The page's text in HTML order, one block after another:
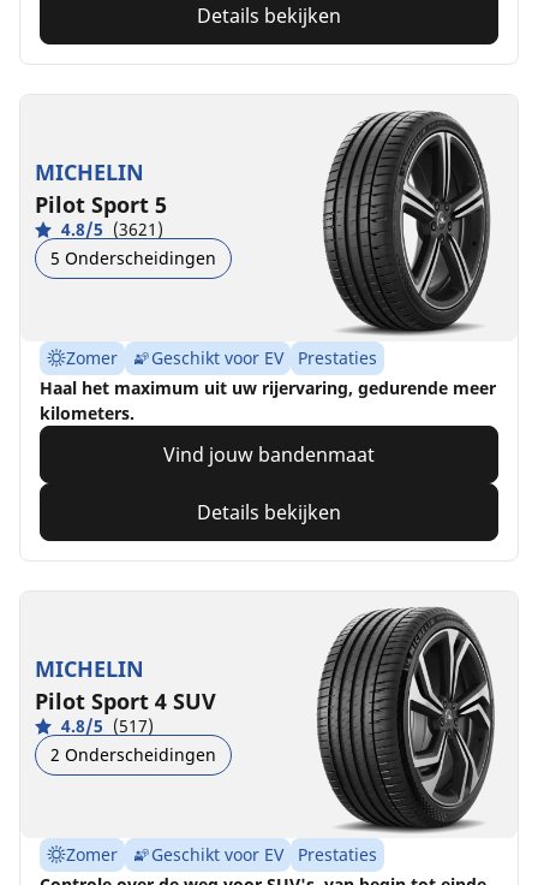
Details bekijken
MICHELIN
Pilot Sport 5
4.8/5 (3621)
5 Onderscheidingen
Zomer Geschikt voor EV
Prestaties
Haal het maximum uit uw rijervaring, gedurende meer
kilometers.
Vind jouw bandenmaat
Details bekijken
MICHELIN
Pilot Sport 4 SUV
4.8/5 (517)
2 Onderscheidingen
Zomer Geschikt voor EV
Prestaties